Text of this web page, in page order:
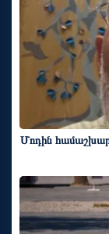
Մոդին